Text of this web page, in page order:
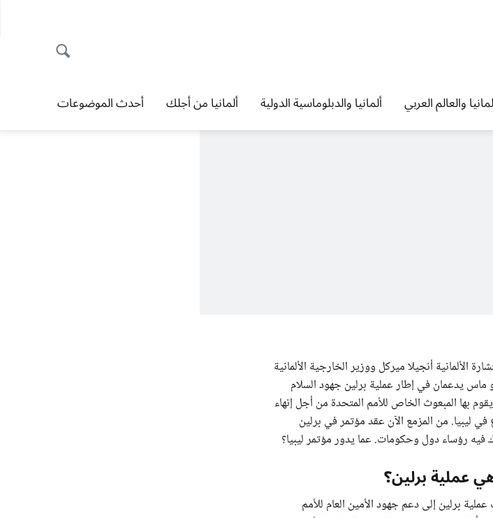
والعالم العربي ألمانيا والدبلوماسية الدولية ألمانيا من أجلك أحدث الموضوعات
الألمانية أنجيلا ميركل ووزير الخارجية الألمانية
ماس يدعمان في إطار عملية برلين جهود السلام
بها المبعوث الخاص للأمم المتحدة من أجل إنهاء
في ليبيا. من المزمع الآن عقد مؤتمر في برلين
فيه رؤساء دول وحكومات. عما يدور مؤتمر ليبيا؟
عملية برلين؟
برلين إلى دعم جهود الأمين العام للأمم